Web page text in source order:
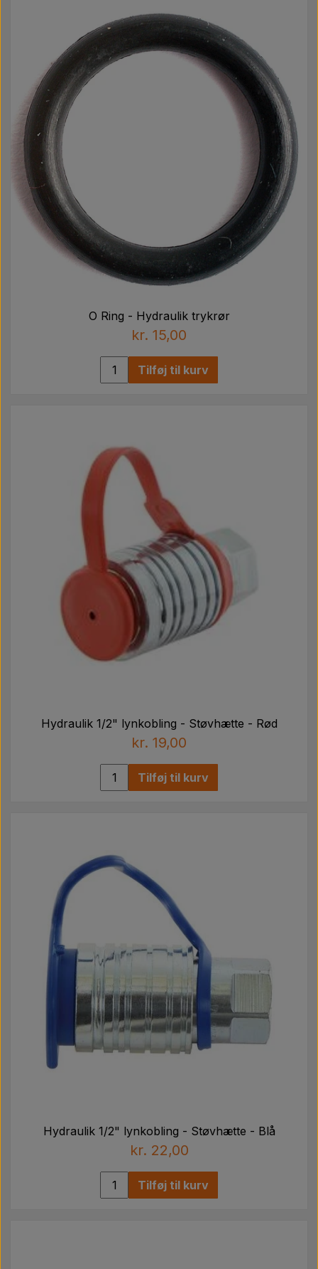
O Ring - Hydraulik trykrør
kr. 15,00
Tilføj til kurv
Hydraulik 1/2" lynkobling - Støvhætte - Rød
kr. 19,00
Tilføj til kurv
Hydraulik 1/2" lynkobling - Støvhætte - Blå
kr. 22,00
Tilføj til kurv